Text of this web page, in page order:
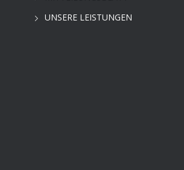
UNSERE LEISTUNGEN